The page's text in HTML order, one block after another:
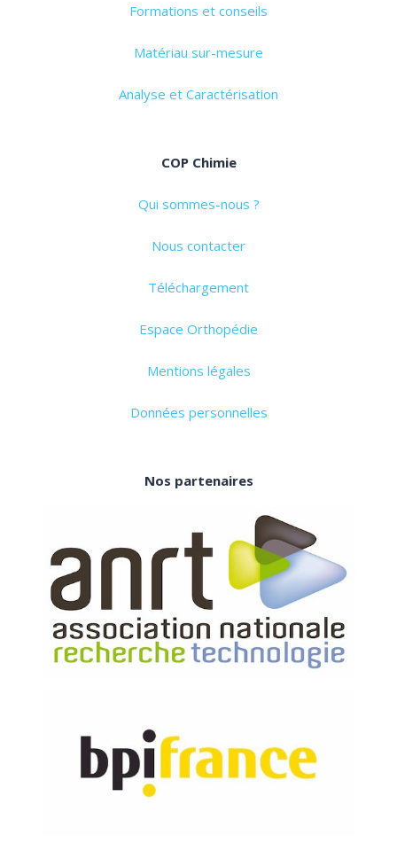
Formations et conseils
Matériau sur-mesure
Analyse et Caractérisation
COP Chimie
Qui sommes-nous ?
Nous contacter
Téléchargement
Espace Orthopédie
Mentions légales
Données personnelles
Nos partenaires